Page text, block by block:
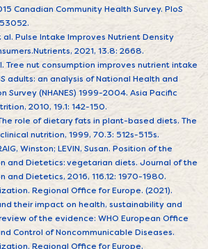
Canadian Community Health Survey. PloS
al. Pulse Intake Improves Nutrient Density
2021, 13.8: 2668.
Tree nut consumption improves nutrient intake
adults: an analysis of National Health and
Survey (NHANES) 1999-2004. Asia Pacific
2010, 19.1: 142-150.
The role of dietary fats in plant-based diets. The
nutrition, 1999, 70.3: 512s-515s.
Winston; LEVIN, Susan. Position of the
and Dietetics: vegetarian diets. Journal of the
and Dietetics, 2016, 116.12: 1970-1980.
Regional Office for Europe. (‎2021)‎.
their impact on health, sustainability and
of the evidence: WHO European Office
Control of Noncommunicable Diseases.
Regional Office for Europe.